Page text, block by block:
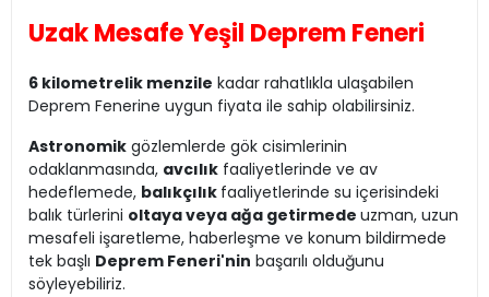
Uzak Mesafe Yeşil Deprem Feneri
6 kilometrelik menzile kadar rahatlıkla ulaşabilen
Deprem Fenerine uygun fiyata ile sahip olabilirsiniz.
Astronomik gözlemlerde gök cisimlerinin
odaklanmasında, avcılık faaliyetlerinde ve av
hedeflemede, balıkçılık faaliyetlerinde su içerisindeki
balık türlerini oltaya veya ağa getirmede uzman, uzun
mesafeli işaretleme, haberleşme ve konum bildirmede
tek başlı Deprem Feneri'nin başarılı olduğunu
söyleyebiliriz.